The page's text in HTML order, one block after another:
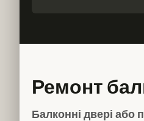
Ремонт
Балконні двері або